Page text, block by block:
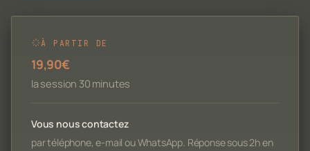
À PARTIR DE
19,90€
la session 30 minutes
Vous nous contactez
par téléphone, e-mail ou WhatsApp. Réponse sous 2h en